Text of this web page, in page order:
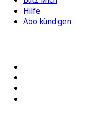
Hilfe
Abo kündigen